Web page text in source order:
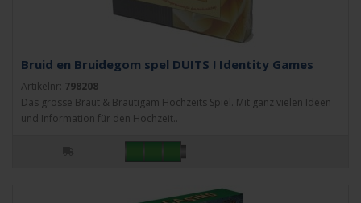
Bruid en Bruidegom spel DUITS ! Identity Games
Artikelnr: 798208
Das grösse Braut & Brautigam Hochzeits Spiel. Mit ganz vielen Ideen
und Information für den Hochzeit..